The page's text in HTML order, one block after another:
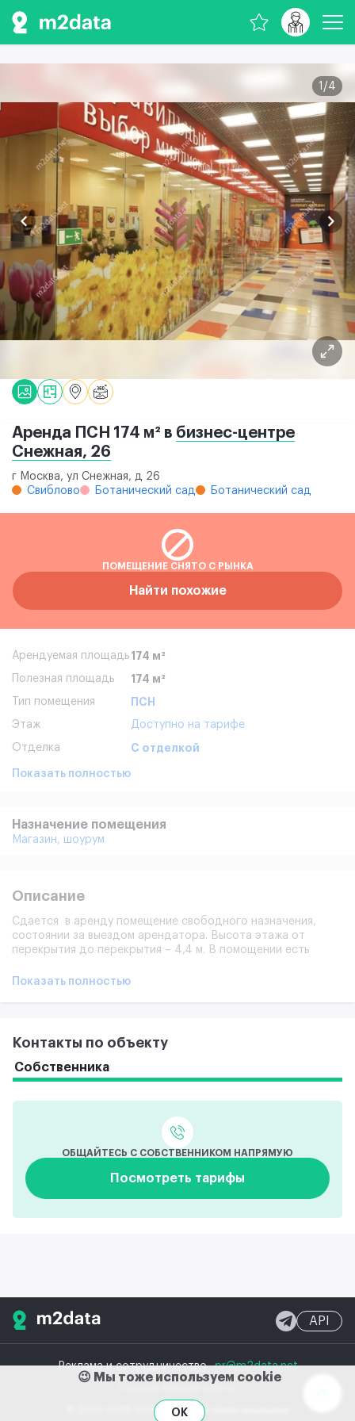
1 /4
Аренда ПСН 174 м² в бизнес-центре
Снежная, 26
г Москва, ул Снежная, д 26
Свиблово
Ботанический сад Ботанический сад
ПОМЕЩЕНИЕ СНЯТО С РЫНКА
Найти похожие
Арендуемая площадь 174 м²
Полезная площадь 174 м²
Тип помещения ПСН
Этаж Доступно на тарифе
Отделка С отделкой
Показать полностью
Назначение помещения
Магазин, шоурум
Описание
Сдается в аренду помещение свободного назначения,
состоянии за выездом арендатора. Высота этажа от
перекрытия до перекрытия – 4,4 м. В помощении есть
даты оплаты новым арендатором обеспечительного
Показать полностью
Контакты по объекту
Собственника
ОБЩАЙТЕСЬ С СОБСТВЕННИКОМ НАПРЯМУЮ
Посмотреть тарифы
Реклама и сотрудничествоpr@m2data.net
API
© 2020-2026 m2data, Inc. Все права защищены
😉 Мы тоже используем cookie
OK